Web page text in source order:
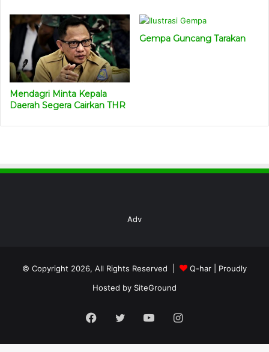
Mendagri Minta Kepala
Daerah Segera Cairkan THR
Gempa Guncang Tarakan
Adv
© Copyright 2026, All Rights Reserved | Q-har | Proudly
Hosted by SiteGround
Facebook
TwitterYouTubeInstagram